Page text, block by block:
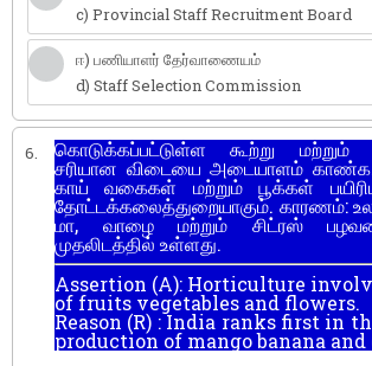
c) Provincial Staff Recruitment Board
ஈ) பணியாளர் தேர்வாணையம்
d) Staff Selection Commission
6. கொடுக்கப்பட்டுள்ள கூற்று மற்றும்
சரியான விடையை அடையாளம்
காய் வகைகள் மற்றும் பூக்கள்
தோட்டக்கலைத்துறையாகும். காரணம்:
மா, வாழை மற்றும் சிட்ரஸ்
முதலிடத்தில் உள்ளது.
Assertion (A): Horticulture
of fruits vegetables and flowers.
Reason (R) : India ranks first in
production of mango banana